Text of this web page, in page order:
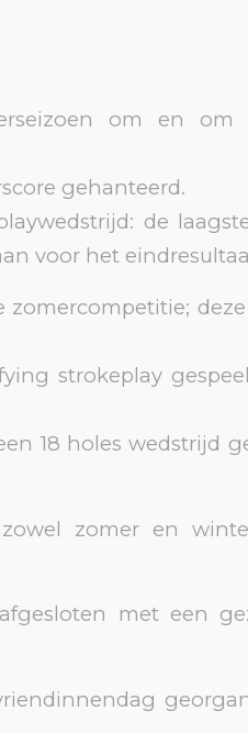
om en om
gehanteerd.
de
voor het
zomercompetitie;
strokeplay
18 holes wedstrijd
zomer en
met een